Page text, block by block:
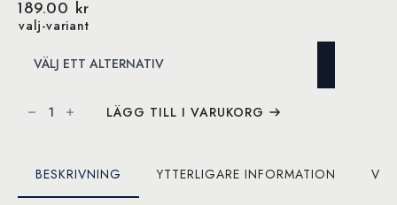
189.00 kr
valj-variant
handy
notebook LÄGG TILL I VARUKORG
BESKRIVNING YTTERLIGARE INFORMATION